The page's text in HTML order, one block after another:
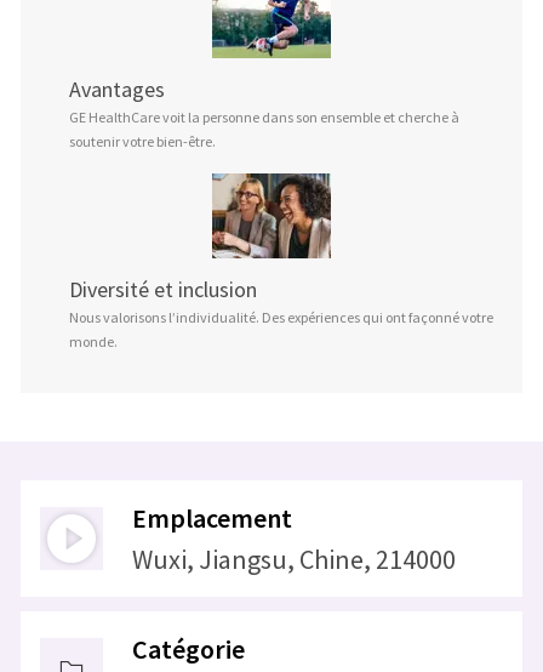
Avantages
GE HealthCare voit la personne dans son ensemble et cherche à
soutenir votre bien-être.
Diversité et inclusion
Nous valorisons l’individualité. Des expériences qui ont façonné votre
monde.
Emplacement
Wuxi, Jiangsu, Chine, 214000
Catégorie